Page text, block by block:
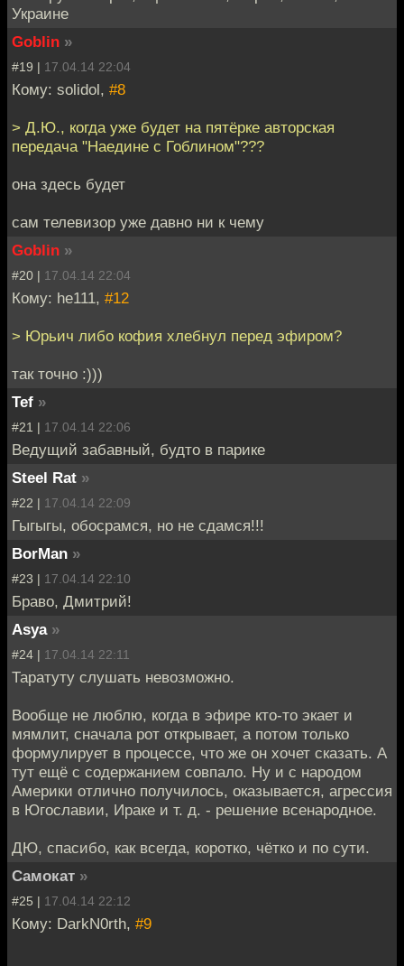
Украине
Goblin »
#19 | 17.04.14 22:04
Кому: solidol, #8
> Д.Ю., когда уже будет на пятёрке авторская
передача "Наедине с Гоблином"???
она здесь будет
сам телевизор уже давно ни к чему
Goblin »
#20 | 17.04.14 22:04
Кому: he111, #12
> Юрьич либо кофия хлебнул перед эфиром?
так точно :)))
Tef »
#21 | 17.04.14 22:06
Ведущий забавный, будто в парике
Steel Rat »
#22 | 17.04.14 22:09
Гыгыгы, обосрамся, но не сдамся!!!
BorMan »
#23 | 17.04.14 22:10
Браво, Дмитрий!
Asya »
#24 | 17.04.14 22:11
Таратуту слушать невозможно.
Вообще не люблю, когда в эфире кто-то экает и
мямлит, сначала рот открывает, а потом только
формулирует в процессе, что же он хочет сказать. А
тут ещё с содержанием совпало. Ну и с народом
Америки отлично получилось, оказывается, агрессия
в Югославии, Ираке и т. д. - решение всенародное.
ДЮ, спасибо, как всегда, коротко, чётко и по сути.
Самокат »
#25 | 17.04.14 22:12
Кому: DarkN0rth, #9